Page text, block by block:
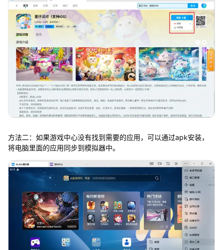
方法二：如果游戏中心没有找到需要的应用，可以通过apk安装，
将电脑里面的应用同步到模拟器中。